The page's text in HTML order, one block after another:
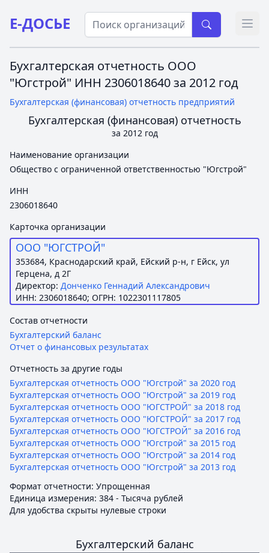
Е-ДОСЬЕ
Бухгалтерская отчетность ООО
"Югстрой" ИНН 2306018640 за 2012 год
Бухгалтерская (финансовая) отчетность предприятий
Бухгалтерская (финансовая) отчетность
за 2012 год
Наименование организации
Общество с ограниченной ответственностью "Югстрой"
ИНН
2306018640
Карточка организации
ООО "ЮГСТРОЙ"
353684, Краснодарский край, Ейский р-н, г Ейск, ул
Герцена, д 2Г
Директор: Донченко Геннадий Александрович
ИНН: 2306018640; ОГРН: 1022301117805
Состав отчетности
Бухгалтерский баланс
Отчет о финансовых результатах
Отчетность за другие годы
Бухгалтерская отчетность ООО "Югстрой" за 2020 год
Бухгалтерская отчетность ООО "Югстрой" за 2019 год
Бухгалтерская отчетность ООО "ЮГСТРОЙ" за 2018 год
Бухгалтерская отчетность ООО "ЮГСТРОЙ" за 2017 год
Бухгалтерская отчетность ООО "ЮГСТРОЙ" за 2016 год
Бухгалтерская отчетность ООО "Югстрой" за 2015 год
Бухгалтерская отчетность ООО "Югстрой" за 2014 год
Бухгалтерская отчетность ООО "Югстрой" за 2013 год
Формат отчетности: Упрощенная
Единица измерения: 384 - Тысяча рублей
Для удобства скрыты нулевые строки
Бухгалтерский баланс